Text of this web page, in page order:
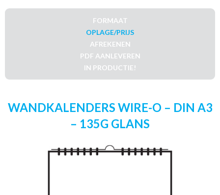
FORMAAT
OPLAGE/PRIJS
AFREKENEN
PDF AANLEVEREN
IN PRODUCTIE!
WANDKALENDERS WIRE-O – DIN A3
– 135G GLANS